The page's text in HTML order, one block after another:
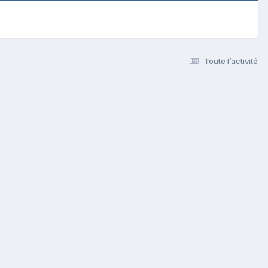
Toute l’activité